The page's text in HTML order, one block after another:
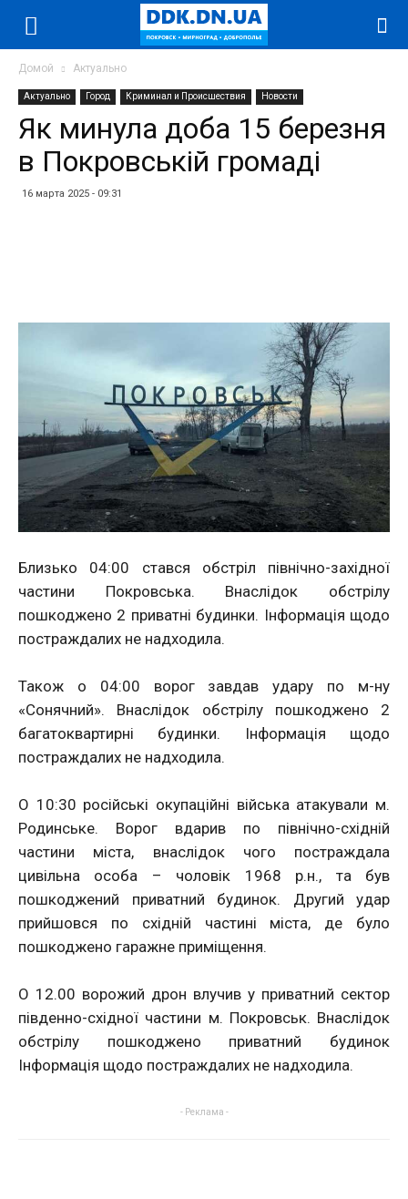
Домой Актуально
Актуально Город Криминал и Происшествия Новости
Як минула доба 15 березня
в Покровській громаді
16 марта 2025 - 09:31
Близько 04:00 стався обстріл північно-західної
частини Покровська. Внаслідок обстрілу
пошкоджено 2 приватні будинки. Інформація щодо
постраждалих не надходила.
Також о 04:00 ворог завдав удару по м-ну
«Сонячний». Внаслідок обстрілу пошкоджено 2
багатоквартирні будинки. Інформація щодо
постраждалих не надходила.
О 10:30 російські окупаційні війська атакували м.
Родинське. Ворог вдарив по північно-східній
частини міста, внаслідок чого постраждала
цивільна особа – чоловік 1968 р.н., та був
пошкоджений приватний будинок. Другий удар
прийшовся по східній частині міста, де було
пошкоджено гаражне приміщення.
О 12.00 ворожий дрон влучив у приватний сектор
південно-східної частини м. Покровськ. Внаслідок
обстрілу пошкоджено приватний будинок
Інформація щодо постраждалих не надходила.
- Реклама -